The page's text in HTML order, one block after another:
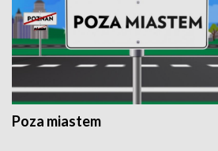
Poza miastem